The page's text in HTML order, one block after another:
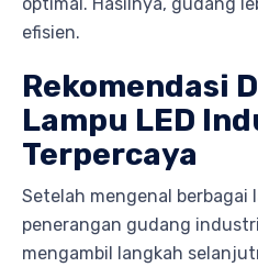
efisien.
Rekomendasi
Lampu LED
Terpercaya
Setelah mengenal berbagai
penerangan gudang
mengambil langkah